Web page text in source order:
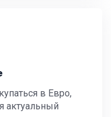
в Евро,
актуальный